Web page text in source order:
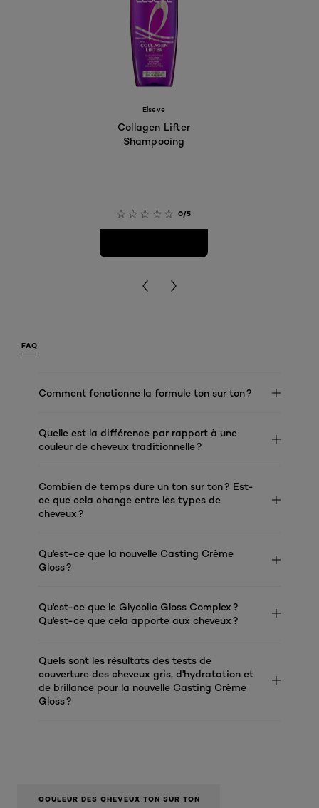
Elseve
Collagen Lifter
Shampooing
0/5
FAQ
Comment fonctionne la formule ton sur ton ?
Quelle est la différence par rapport à une
couleur de cheveux traditionnelle ?
Combien de temps dure un ton sur ton ? Est-
ce que cela change entre les types de
cheveux ?
Qu'est-ce que la nouvelle Casting Crème
Gloss ?
Qu'est-ce que le Glycolic Gloss Complex ?
Qu'est-ce que cela apporte aux cheveux ?
Quels sont les résultats des tests de
couverture des cheveux gris, d'hydratation et
de brillance pour la nouvelle Casting Crème
Gloss ?
COULEUR DES CHEVEUX TON SUR TON